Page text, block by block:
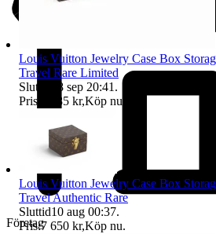
Företag
Louis Vuitton Jewelry Case Box
Travel Rare Limited
Sluttid
28 sep 20:41 .
Pris:
6 885 kr,Köp nu
Louis Vuitton Jewelry Case Box
Travel Authentic Rare
Sluttid10 aug 00:37.
Pris:7 650 kr,Köp nu.